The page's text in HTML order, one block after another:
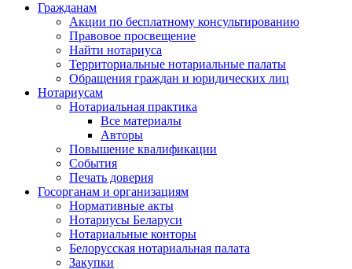
Гражданам
Акции по бесплатному консультированию
Правовое просвещение
Найти нотариуса
Территориальные нотариальные палаты
Обращения граждан и юридических лиц
Нотариусам
Нотариальная практика
Все материалы
Авторы
Повышение квалификации
События
Печать доверия
Госорганам и организациям
Нормативные акты
Нотариусы Беларуси
Нотариальные конторы
Белорусская нотариальная палата
Закупки